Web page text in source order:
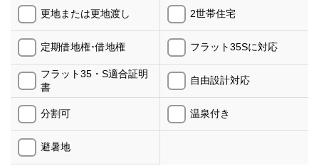
更地または更地渡し 2世帯住宅
定期借地権･借地権 フラット35Sに対応
フラット35・S適合証明
書
自由設計対応
分割可 温泉付き
避暑地